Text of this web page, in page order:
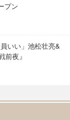
プン
いい」池松壮亮&
前夜』